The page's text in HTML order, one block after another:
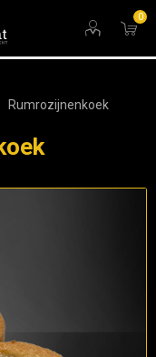
0
Rumrozijnenkoek